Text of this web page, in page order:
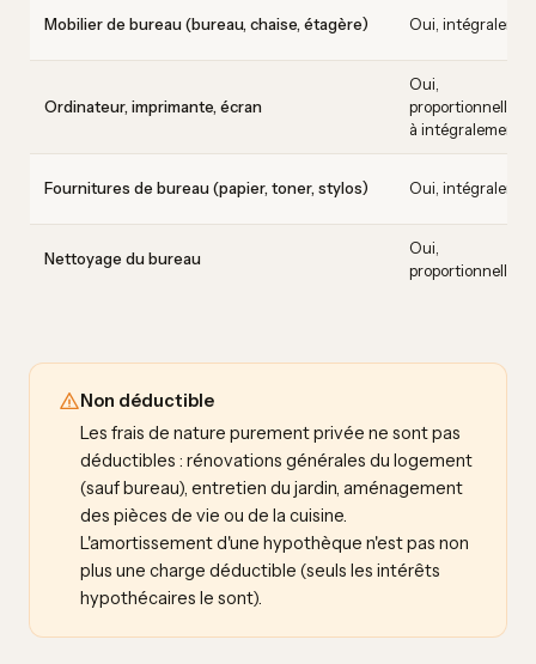
Mobilier de bureau (bureau, chaise, étagère) Oui,
Ordinateur, imprimante, écran
Oui,
à intégralement
Fournitures de bureau (papier, toner, stylos) Oui,
Nettoyage du bureau
Oui,
Non déductible
Les frais de nature purement privée ne sont pas
déductibles : rénovations générales du logement
(sauf bureau), entretien du jardin, aménagement
des pièces de vie ou de la cuisine.
L'amortissement d'une hypothèque n'est pas non
plus une charge déductible (seuls les intérêts
hypothécaires le sont).